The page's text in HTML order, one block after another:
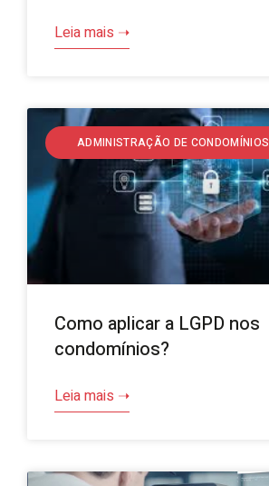
Leia mais ➝
ADMINISTRAÇÃO DE CONDOMÍNIOS
Como aplicar a LGPD nos
condomínios?
Leia mais ➝